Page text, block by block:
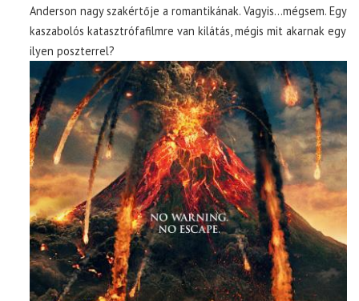
Anderson nagy szakértője a romantikának. Vagyis…mégsem. Egy
kaszabolós katasztrófafilmre van kilátás, mégis mit akarnak egy
ilyen poszterrel?